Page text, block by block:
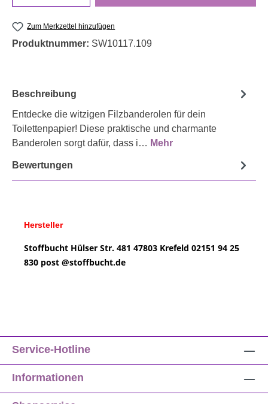
Zum Merkzettel hinzufügen
Produktnummer: SW10117.109
Beschreibung
Entdecke die witzigen Filzbanderolen für dein
Toilettenpapier! Diese praktische und charmante
Banderolen sorgt dafür, dass i… Mehr
Bewertungen
Hersteller
Stoffbucht Hülser Str. 481 47803 Krefeld 02151 94 25
830 post @stoffbucht.de
Service-Hotline
Informationen